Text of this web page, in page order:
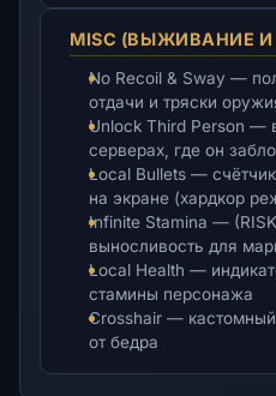
MISC (ВЫЖИВАНИЕ
No Recoil & Sway —
отдачи и тряски
Unlock Third Person —
серверах, где он
Local Bullets —
на экране (хардкор
Infinite Stamina —
выносливость для
Local Health —
стамины персонажа
Crosshair —
от бедра